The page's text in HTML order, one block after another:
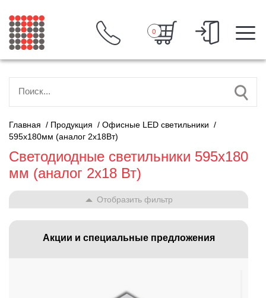
0
Главная / Продукция / Офисные LED светильники /
595х180мм (аналог 2х18Вт)
Светодиодные светильники 595х180
мм (аналог 2х18 Вт)
Отобразить фильтр
Акции и специальные предложения